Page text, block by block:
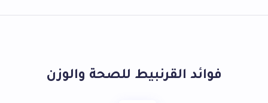
فوائد القرنبيط للصحة والوزن